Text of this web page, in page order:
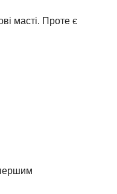
масті. Проте є
першим